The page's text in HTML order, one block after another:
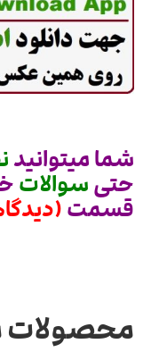
شما میتوانید
حتیسوالات
قسمت
محصولات